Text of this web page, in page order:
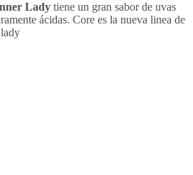
Lady tiene un gran sabor de uvas
ácidas. Core es la nueva linea de